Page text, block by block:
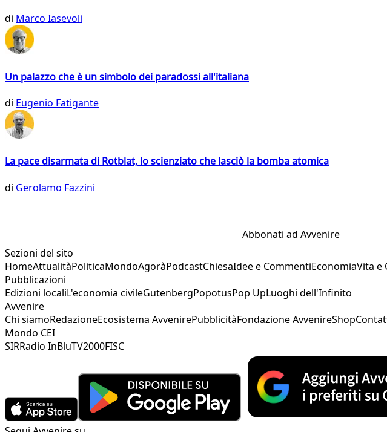
di Marco Iasevoli
Un palazzo che è un simbolo dei paradossi all'italiana
di Eugenio Fatigante
La pace disarmata di Rotblat, lo scienziato che lasciò la bomba atomica
di Gerolamo Fazzini
Abbonati ad Avvenire
Sezioni del sito
HomeAttualitàPoliticaMondoAgoràPodcastChiesaIdee e CommentiEconomiaVita e
Pubblicazioni
Edizioni localiL'economia civileGutenbergPopotusPop UpLuoghi dell'Infinito
Avvenire
Chi siamoRedazioneEcosistema AvvenirePubblicitàFondazione AvvenireShop
Mondo CEI
SIRRadio InBluTV2000FISC